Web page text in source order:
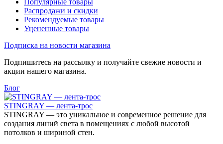
Популярные товары
Распродажи и скидки
Рекомендуемые товары
Уцененные товары
Подписка на новости магазина
Подпишитесь на рассылку и получайте свежие новости и
акции нашего магазина.
Блог
STINGRAY — лента-трос
STINGRAY — это уникальное и современное решение для
создания линий света в помещениях с любой высотой
потолков и шириной стен.